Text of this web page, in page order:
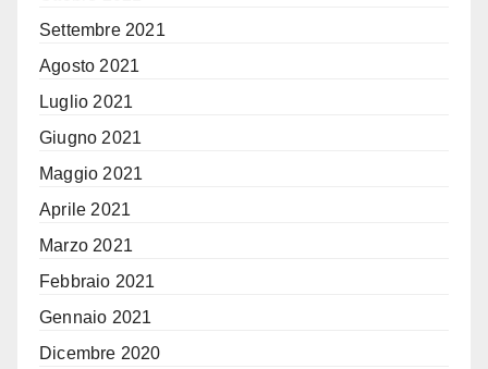
Settembre 2021
Agosto 2021
Luglio 2021
Giugno 2021
Maggio 2021
Aprile 2021
Marzo 2021
Febbraio 2021
Gennaio 2021
Dicembre 2020